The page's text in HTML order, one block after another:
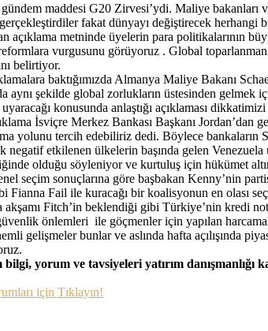
maddesi G20 Zirvesi’ydi. Maliye bakanları
fakat dünyayı değiştirecek herhangi
açıklama metninde üyelerin para politikalarının
vurgusunu görüyoruz . Global
belirtiyor.
baktığımızda Almanya Maliye Bakanı
aynı şekilde global zorlukların üstesinden
konusunda anlaştığı açıklaması
İsviçre Merkez Bankası Başkanı Jordan’dan
yolunu tercih edebiliriz dedi. Böylece
negatif etkilenen ülkelerin başında gelen Venezuela
olduğu söyleniyor ve kurtuluş için hükümet
seçim sonuçlarına göre başbakan Kenny’nin
Fianna Fail ile kuracağı bir koalisyonun en olası
akşamı Fitch’in beklendiği gibi Türkiye’nin kredi
önlemleri ile göçmenler için yapılan
gelişmeler bunlar ve aslında hafta açılışında
yorum ve tavsiyeleri yatırım danışmanlığı
için Tıklayın!